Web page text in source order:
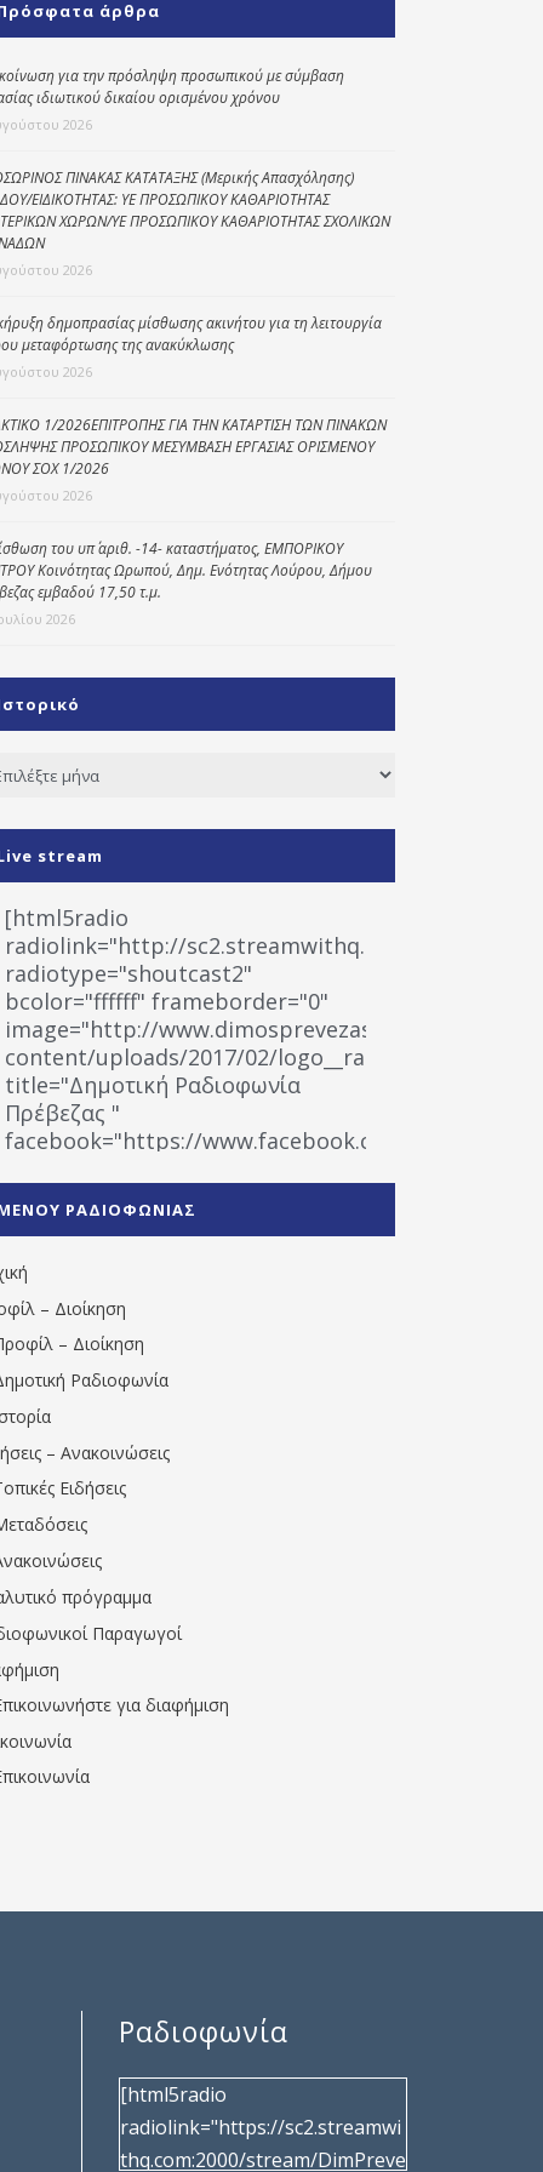
Kοινωνικό
φαρμακείο
Πρόγραμμα
“Βοήθεια στο σπίτι”
Κέντρο Ημερήσιας
Φροντίδας
άρθρα
για την πρόσληψη προσωπικού με σύμβαση
ιδιωτικού δικαίου ορισμένου χρόνου
2026
ΠΙΝΑΚΑΣ ΚΑΤΑΤΑΞΗΣ (Μερικής Απασχόλησης)
ΕΙΔΙΚΟΤΗΤΑΣ: ΥΕ ΠΡΟΣΩΠΙΚΟΥ ΚΑΘΑΡΙΟΤΗΤΑΣ
ΧΩΡΩΝ/ΥΕ ΠΡΟΣΩΠΙΚΟΥ ΚΑΘΑΡΙΟΤΗΤΑΣ ΣΧΟΛΙΚΩΝ
2026
δημοπρασίας μίσθωσης ακινήτου για τη λειτουργία
μεταφόρτωσης της ανακύκλωσης
2026
1/2026ΕΠΙΤΡΟΠΗΣ ΓΙΑ ΤΗΝ ΚΑΤΑΡΤΙΣΗ ΤΩΝ ΠΙΝΑΚΩΝ
ΠΡΟΣΩΠΙΚΟΥ ΜΕΣΥΜΒΑΣΗ ΕΡΓΑΣΙΑΣ ΟΡΙΣΜΕΝΟΥ
ΣΟΧ 1/2026
2026
του υπ΄ αριθ. -14- καταστήματος, ΕΜΠΟΡΙΚΟΥ
Κοινότητας Ωρωπού, Δημ. Ενότητας Λούρου, Δήμου
εμβαδού 17,50 τ.μ.
2026
stream
[html5radio
radiolink="http://sc2.streamwithq.com:8028/
radiotype="shoutcast2"
bcolor="ffffff" frameborder="0"
image="http://www.dimosprevezas.gr/wp-
content/uploads/2017/02/logo__radiofonias.jpg"
title="Δημοτική Ραδιοφωνία
Πρέβεζας "
facebook="https://www.facebook.com/
1531194763766854/" artist="" ]
ΡΑΔΙΟΦΩΝΙΑΣ
– Διοίκηση
– Διοίκηση
Ραδιοφωνία
– Ανακοινώσεις
Ειδήσεις
πρόγραμμα
Παραγωγοί
για διαφήμιση
Ραδιοφωνία
[html5radio
radiolink="https://sc2.streamwi
thq.com:2000/stream/DimPreve